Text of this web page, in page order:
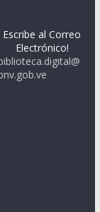
Escribe al Correo
Electrónico!